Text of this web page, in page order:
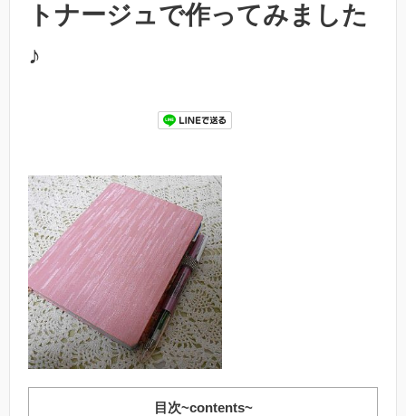
トナージュで作ってみました
♪
目次~contents~